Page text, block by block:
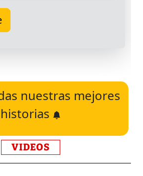
nuestras mejores
historias
VIDEOS